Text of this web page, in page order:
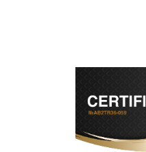
современное
лицензированное
диагностических
собственный